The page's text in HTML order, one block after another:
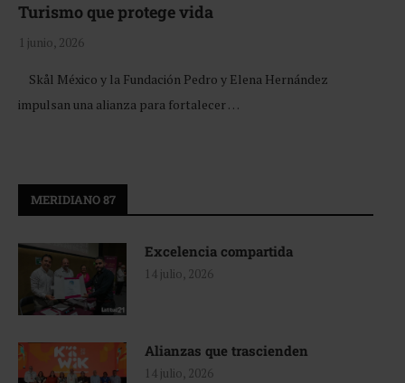
Turismo que protege vida
1 junio, 2026
Skål México y la Fundación Pedro y Elena Hernández
impulsan una alianza para fortalecer …
MERIDIANO 87
Excelencia compartida
14 julio, 2026
Alianzas que trascienden
14 julio, 2026